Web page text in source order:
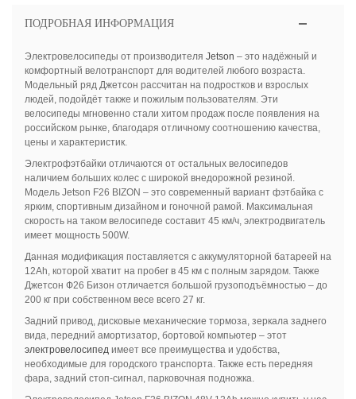
ПОДРОБНАЯ ИНФОРМАЦИЯ
Электровелосипеды от производителя Jetson – это надёжный и
комфортный велотранспорт для водителей любого возраста.
Модельный ряд Джетсон рассчитан на подростков и взрослых
людей, подойдёт также и пожилым пользователям. Эти
велосипеды мгновенно стали хитом продаж после появления на
российском рынке, благодаря отличному соотношению качества,
цены и характеристик.
Электрофэтбайки отличаются от остальных велосипедов
наличием больших колес с широкой внедорожной резиной.
Модель Jetson F26 BIZON – это современный вариант фэтбайка с
ярким, спортивным дизайном и гоночной рамой. Максимальная
скорость на таком велосипеде составит 45 км/ч, электродвигатель
имеет мощность 500W.
Данная модификация поставляется с аккумуляторной батареей на
12Ah, которой хватит на пробег в 45 км с полным зарядом. Также
Джетсон Ф26 Бизон отличается большой грузоподъёмностью – до
200 кг при собственном весе всего 27 кг.
Задний привод, дисковые механические тормоза, зеркала заднего
вида, передний амортизатор, бортовой компьютер – этот
электровелосипедимеет все преимущества и удобства,
необходимые для городского транспорта. Также есть передняя
фара, задний стоп-сигнал, парковочная подножка.